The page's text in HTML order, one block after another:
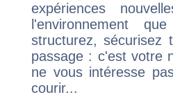
expériences
l'environnement
structurez, sécurisez
passage : c'est votre
ne vous intéresse
courir...